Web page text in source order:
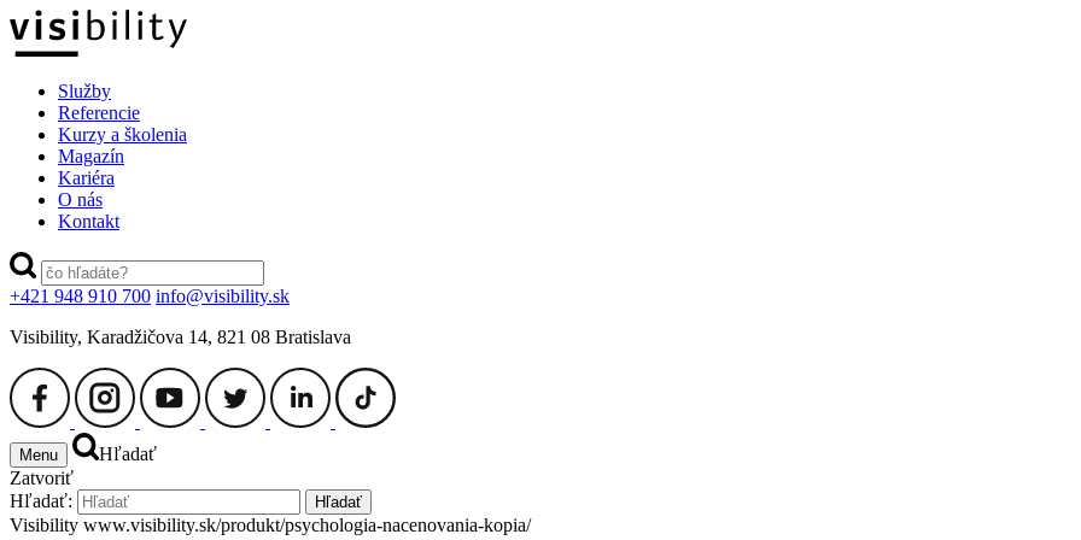
Služby
Referencie
Kurzy a školenia
Magazín
Kariéra
O nás
Kontakt
+421 948 910 700 info@visibility.sk
Visibility, Karadžičova 14, 821 08 Bratislava
Menu
Hľadať
Zatvoriť
Hľadať:
Hľadať
Visibility www.visibility.sk/produkt/psychologia-nacenovania-kopia/